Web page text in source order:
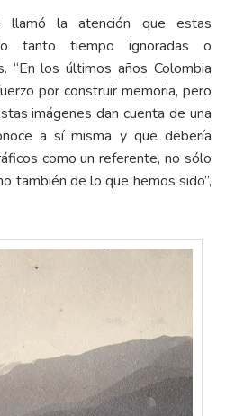
la atención que estas
tanto tiempo ignoradas o
“En los últimos años Colombia
por construir memoria, pero
imágenes dan cuenta de una
a sí misma y que debería
como un referente, no sólo
también de lo que hemos sido”,